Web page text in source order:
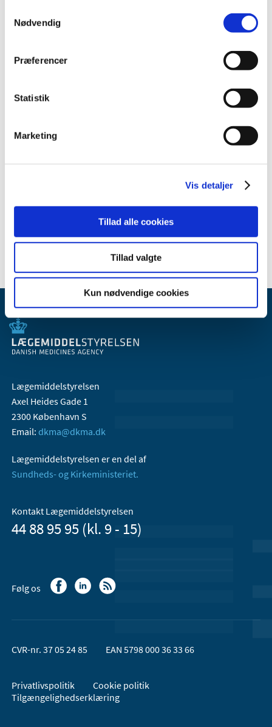
Nødvendig
Præferencer
Statistik
Marketing
Vis detaljer
Tillad alle cookies
Tillad valgte
Kun nødvendige cookies
maj (2)
februar (6)
2013 (49)
2011 (13)
2009 (14)
2005 (2)
Lægemiddelstyrelsen
Axel Heides Gade 1
2300 København S
Email: dkma@dkma.dk
Lægemiddelstyrelsen er en del af
Sundheds- og Kirkeministeriet.
Kontakt Lægemiddelstyrelsen
44 88 95 95 (kl. 9 - 15)
Følg os
CVR-nr. 37 05 24 85 EAN 5798 000 36 33 66
Privatlivspolitik
Cookie politik
Tilgængelighedserklæring